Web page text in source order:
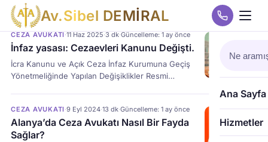
Av.Sibel DEMİRAL
Ana Sayfa
Hizmetler
CEZA AVUKATI·11 Haz 2025·3 dk·Güncelleme: 1 ay önce
İnfaz yasası: Cezaevleri Kanunu Değişti.
İcra Kanunu ve Açık Ceza İnfaz Kurumuna Geçiş
Yönetmeliğinde Yapılan Değişiklikler Resmi
doğrudan denetimli tahliye tedbirinden (giriş-çıkış)
yararlanma hakkı ortadan kaldırılmıştır.İşlenen suçun
şartlı tahliye oranı 1/2 ise; Toplam cezanın 1/20’si
CEZA AVUKATI·9 Eyl 2024·13 dk·Güncelleme: 1 ay önce
Alanya’da Ceza Avukatı Nasıl Bir Fayda
Sağlar?